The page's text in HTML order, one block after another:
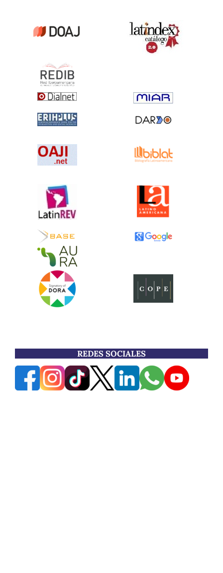
REDES SOCIALES